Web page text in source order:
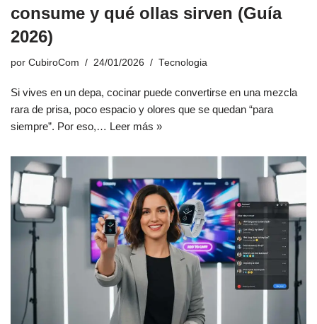
consume y qué ollas sirven (Guía
2026)
por CubiroCom 24/01/2026 Tecnologia
Si vives en un depa, cocinar puede convertirse en una mezcla
rara de prisa, poco espacio y olores que se quedan “para
siempre”. Por eso,… Leer más »